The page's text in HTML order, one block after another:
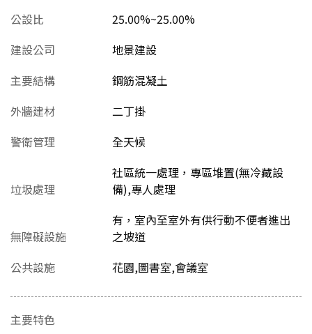
公設比
25.00%~25.00%
建設公司
地景建設
主要結構
鋼筋混凝土
外牆建材
二丁掛
警衛管理
全天候
垃圾處理
社區統一處理，專區堆置(無冷藏設
備),專人處理
無障礙設施
有，室內至室外有供行動不便者進出
之坡道
公共設施
花園,圖書室,會議室
主要特色